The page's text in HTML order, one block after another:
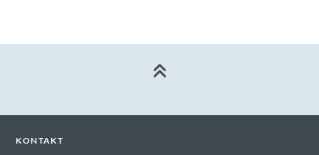
KONTAKT